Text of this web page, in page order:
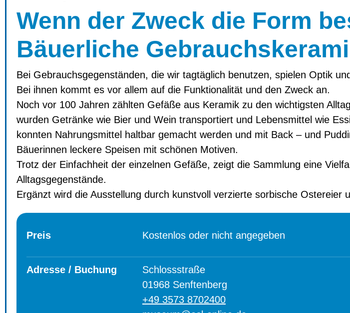
Wenn der Zweck die Form
Bäuerliche
Bei Gebrauchsgegenständen, die wir tagtäglich benutzen, spielen Optik
Bei ihnen kommt es vor allem auf die Funktionalität und den Zweck an.
Noch vor 100 Jahren zählten Gefäße aus Keramik zu den wichtigsten
wurden Getränke wie Bier und Wein transportiert und Lebensmittel wie
konnten Nahrungsmittel haltbar gemacht werden und mit Back – und
Bäuerinnen leckere Speisen mit schönen Motiven.
Trotz der Einfachheit der einzelnen Gefäße, zeigt die Sammlung eine
Alltagsgegenstände.
Ergänzt wird die Ausstellung durch kunstvoll verzierte sorbische Ostereier
Preis Kostenlos oder nicht angegeben
Adresse / Buchung
Schlossstraße
01968 Senftenberg
+49 3573 8702400